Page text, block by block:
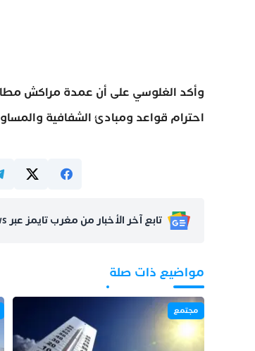
وأكد الغلوسي على أن عمدة مراكش
احترام قواعد ومبادئ الشفافية
تابع آخر الأخبار من مغرب تايمز عبر Google News
مواضيع ذات صلة
مجتمع